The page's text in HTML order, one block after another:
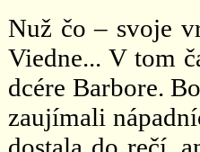
Nuž čo – svoje
Viedne... V tom
dcére Barbore.
zaujímali